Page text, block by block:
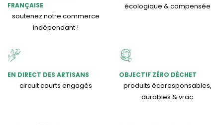
FRANÇAISE
soutenez notre commerce
indépendant !
écologique & compensée
EN DIRECT DES ARTISANS
circuit courts engagés
OBJECTIF ZÉRO DÉCHET
produits écoresponsables,
durables & vrac